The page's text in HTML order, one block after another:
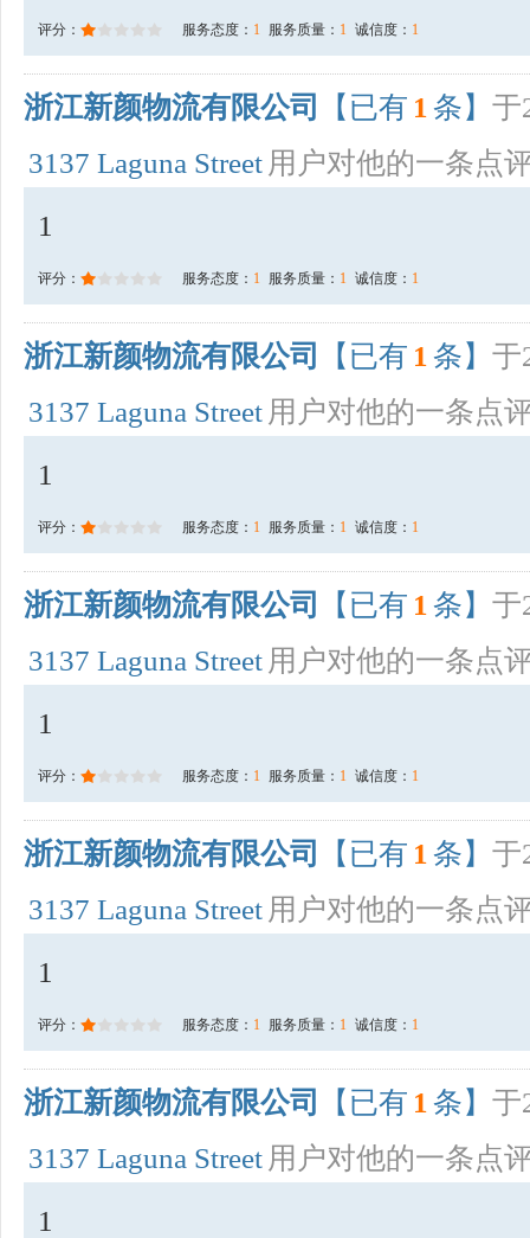
评分： 服务态度： 1 服务质量： 1 诚信度： 1
浙江新颜物流有限公司 【已有 1 条】 于
3137 Laguna Street 用户对他的一条点
1
评分： 服务态度： 1 服务质量： 1 诚信度： 1
浙江新颜物流有限公司 【已有 1 条】 于
3137 Laguna Street 用户对他的一条点
1
评分： 服务态度： 1 服务质量： 1 诚信度： 1
浙江新颜物流有限公司 【已有 1 条】 于
3137 Laguna Street 用户对他的一条点
1
评分： 服务态度： 1 服务质量： 1 诚信度： 1
浙江新颜物流有限公司 【已有 1 条】 于
3137 Laguna Street 用户对他的一条点
1
评分： 服务态度： 1 服务质量： 1 诚信度： 1
浙江新颜物流有限公司 【已有 1 条】 于
3137 Laguna Street 用户对他的一条点
1